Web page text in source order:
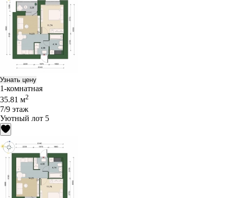
Узнать цену
1-комнатная
35.81 м2
7/9 этаж
Уютный лот 5